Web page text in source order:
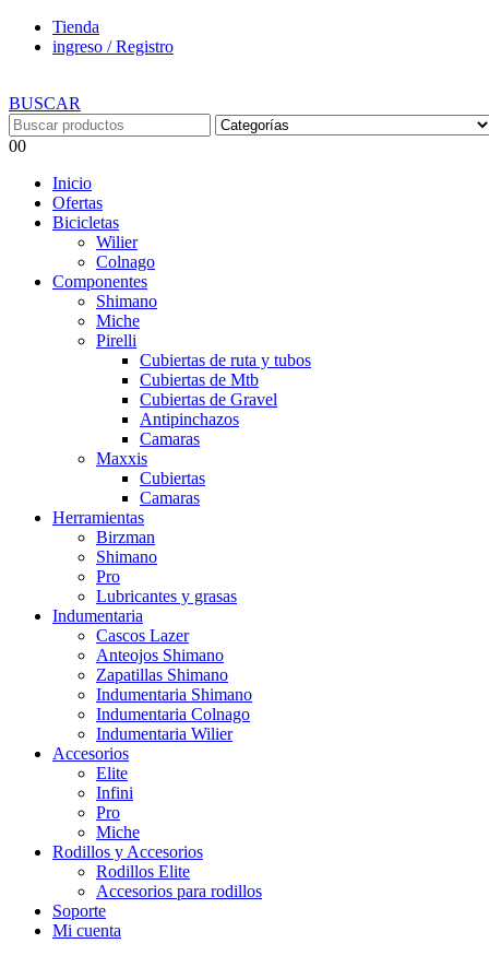
Tienda
ingreso / Registro
BUSCAR
00
Inicio
Ofertas
Bicicletas
Wilier
Colnago
Componentes
Shimano
Miche
Pirelli
Cubiertas de ruta y tubos
Cubiertas de Mtb
Cubiertas de Gravel
Antipinchazos
Camaras
Maxxis
Cubiertas
Camaras
Herramientas
Birzman
Shimano
Pro
Lubricantes y grasas
Indumentaria
Cascos Lazer
Anteojos Shimano
Zapatillas Shimano
Indumentaria Shimano
Indumentaria Colnago
Indumentaria Wilier
Accesorios
Elite
Infini
Pro
Miche
Rodillos y Accesorios
Rodillos Elite
Accesorios para rodillos
Soporte
Mi cuenta